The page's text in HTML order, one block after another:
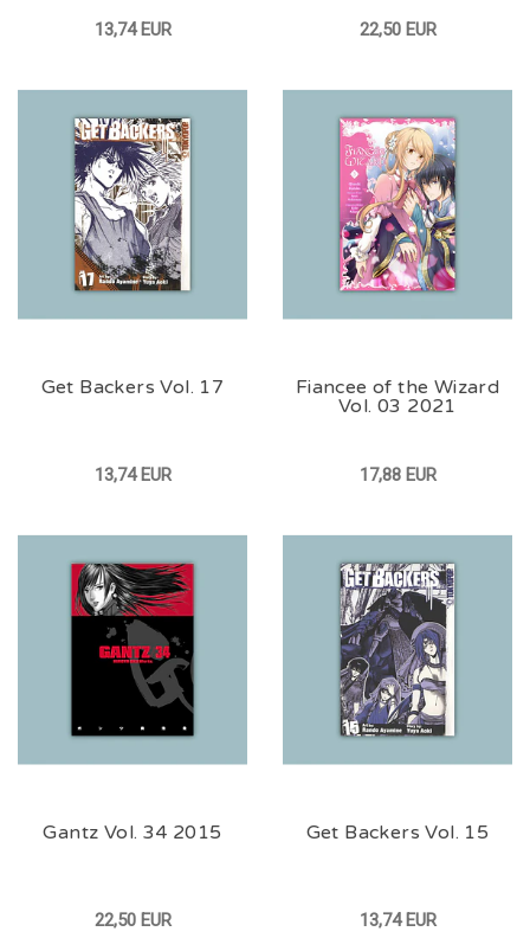
13,74 EUR 22,50 EUR
Get Backers Vol. 17
13,74 EUR
Fiancee of the Wizard
Vol. 03 2021
17,88 EUR
Gantz Vol. 34 2015
22,50 EUR
Get Backers Vol. 15
13,74 EUR